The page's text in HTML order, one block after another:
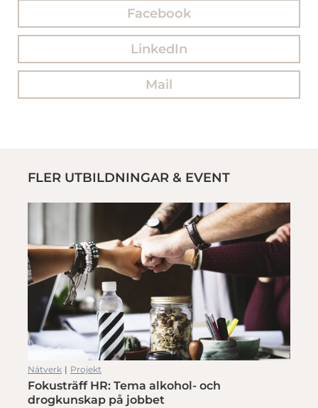
Facebook
LinkedIn
Mail
FLER UTBILDNINGAR & EVENT
Nätverk | Projekt
Fokusträff HR: Tema alkohol- och
drogkunskap på jobbet